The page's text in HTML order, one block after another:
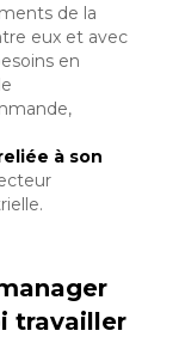
de la
eux et avec
en
à son
travailler